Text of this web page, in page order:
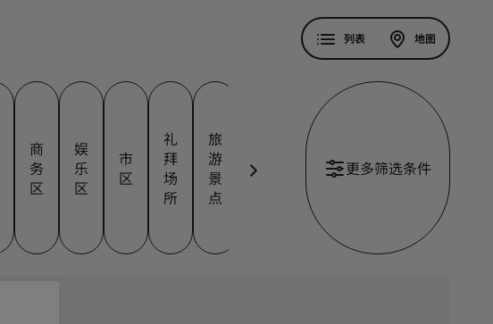
列表 地图
商
务
区
娱
乐
区
市
区
礼
拜
场
所
旅
游
景
点
中
商
区
夫
水
滨
更多筛选条件